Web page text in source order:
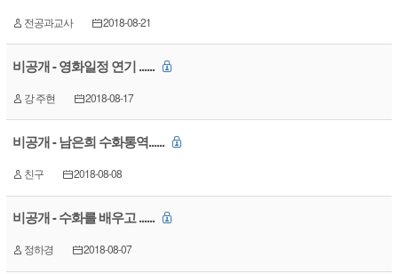
전공과교사 2018-08-21
비공개 - 영화일정 연기 ......
강 주현 2018-08-17
비공개 - 남은희 수화통역......
친구 2018-08-08
비공개 - 수화를 배우고 ......
정하경 2018-08-07